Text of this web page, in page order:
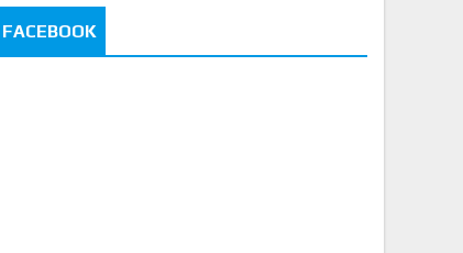
FACEBOOK